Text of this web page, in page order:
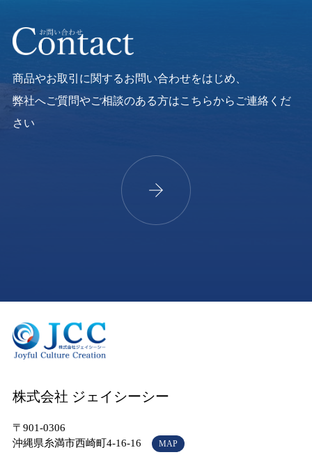
商品やお取引に関するお問い合わせをはじめ、
弊社へご質問やご相談のある方はこちらからご連絡くだ
さい
株式会社 ジェイシーシー
〒901-0306
沖縄県糸満市西崎町4-16-16
MAP